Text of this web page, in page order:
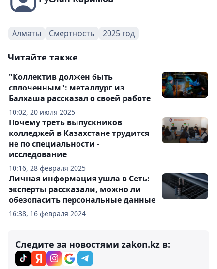
Алматы Смертность 2025 год
Читайте также
10:02, 20 июля 2025
"Коллектив должен быть
сплоченным": металлург из
Балхаша рассказал о своей работе
10:16, 28 февраля 2025
Почему треть выпускников
колледжей в Казахстане трудится
не по специальности -
исследование
16:38, 16 февраля 2024
Личная информация ушла в Сеть:
эксперты рассказали, можно ли
обезопасить персональные данные
Следите за новостями zakon.kz в: